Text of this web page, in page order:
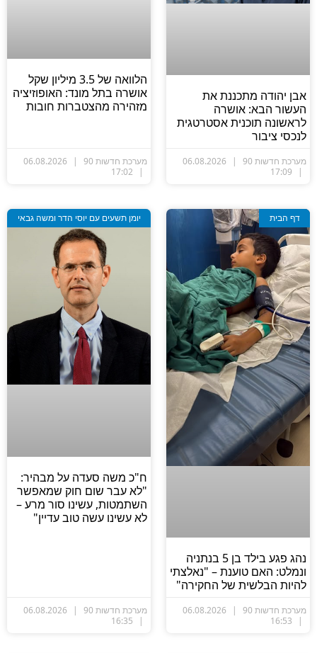
אבן יהודה מתכננת את
העשור הבא: אושרה
לראשונה תוכנית אסטרטגית
לנכסי ציבור
מערכת חדשות 90
הלוואה של 3.5 מיליון שקל
אושרה בתל מונד: האופוזיציה
מזהירה מהצטברות חובות
מערכת חדשות 90
דף הבית
נהג פגע בילד בן 5 בנתניה
ונמלט: האם טוענת – "נאלצתי
להיות הבלשית של החקירה"
מערכת חדשות 90
יומן תשעים עם יוסי הדר ומשה גבאי
ח"כ משה סעדה על מבהיר:
"לא עבר שום חוק שמאפשר
השתמטות, עשינו סור מרע –
לא עשינו עשה טוב עדיין"
מערכת חדשות 90